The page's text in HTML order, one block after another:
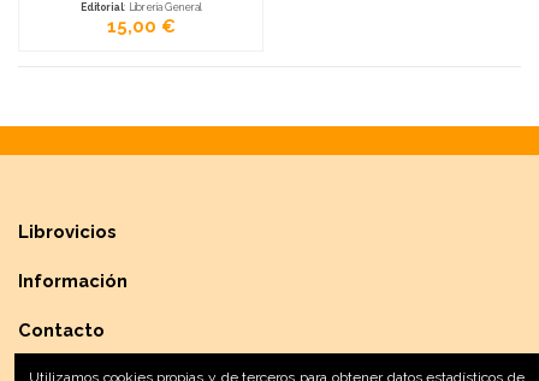
Editorial: Librería General
15,00 €
Librovicios
Información
Contacto